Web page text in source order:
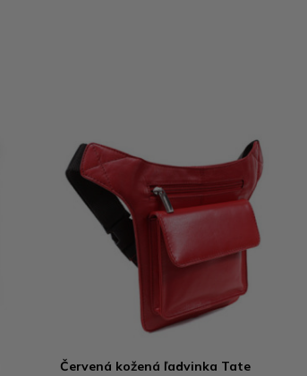
Červená kožená ľadvinka Tate